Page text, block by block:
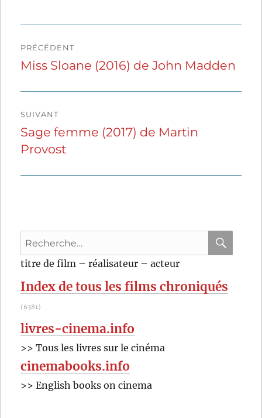
de
PRÉCÉDENT
Publication
Miss Sloane (2016) de John Madden
SUIVANT
Publication
suivante :
Sage femme (2017) de Martin
Provost
Recherche
pour
:
titre de film – réalisateur – acteur
Index de tous les films chroniqués
(6381)
livres-cinema.info
>> Tous les livres sur le cinéma
cinemabooks.info
>> English books on cinema